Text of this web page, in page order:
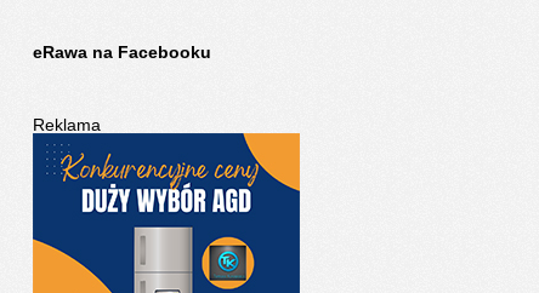
eRawa na Facebooku
Reklama